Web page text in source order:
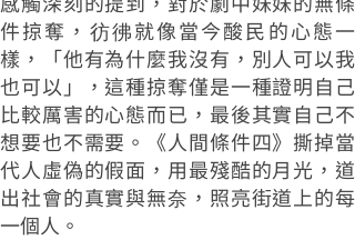
件掠奪，彷彿就像當今酸民的心態一
樣，「他有為什麼我沒有，別人可以我
也可以」，這種掠奪僅是一種證明自己
比較厲害的心態而已，最後其實自己不
想要也不需要。《人間條件四》撕掉當
代人虛偽的假面，用最殘酷的月光，道
出社會的真實與無奈，照亮街道上的每
一個人。